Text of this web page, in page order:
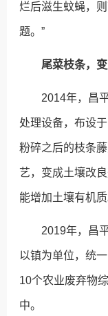
烂后滋生蚊蝇，
题。”
尾菜枝条，
2014年，昌
处理设备，布设
粉碎之后的枝条
艺，变成土壤改
能增加土壤有机质
2019年，昌
以镇为单位，统
10个农业废弃物
中。